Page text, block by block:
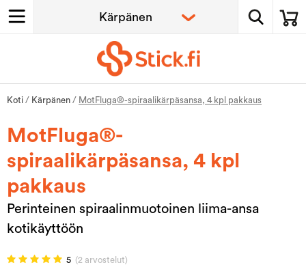
Koti / Kärpänen / MotFluga®-spiraalikärpäsansa, 4 kpl pakkaus
MotFluga®-
spiraalikärpäsansa, 4 kpl
pakkaus
Perinteinen spiraalinmuotoinen liima-ansa
kotikäyttöön
5 (2 arvostelut)